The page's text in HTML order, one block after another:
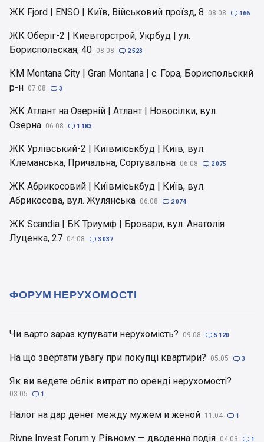
ЖК Fjord | ENSO | Київ, Військовий проїзд, 8 08.08  166
ЖК Оберіг-2 | Киевгорстрой, Укрбуд | ул.
Бориспольская, 40 08.08  2 523
КМ Montana City | Gran Montana | с. Гора, Бориспольский
р-н 07.08  3
ЖК Атлант на Озерній | Атлант | Новосілки, вул.
Озерна 06.08  1 183
ЖК Урлівський-2 | Київміськбуд | Київ, вул.
Клеманська, Причальна, Сортувальна 06.08  2 075
ЖК Абрикосовий | Київміськбуд | Київ, вул.
Абрикосова, вул. Жулянська 06.08  2 074
ЖК Scandia | БК Триумф | Бровари, вул. Анатолія
Луценка, 27 04.08  3 037
Чи варто зараз купувати нерухомість? 09.08  5 120
На що звертати увагу при покупці квартири? 05.05  3
Як ви ведете облік витрат по оренді нерухомості?
03.05  1
Налог на дар денег между мужем и женой 11.04  1
Rivne Invest Forum у Рівному — дводенна подія 04.03  1
ФОРУМ НЕРУХОМОСТІ